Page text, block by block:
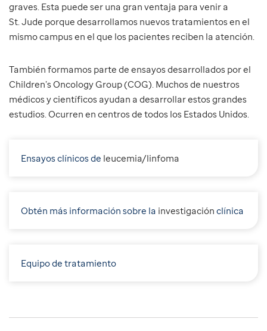
graves. Esta puede ser una gran ventaja para venir a
St. Jude porque desarrollamos nuevos tratamientos en el
mismo campus en el que los pacientes reciben la atención.
También formamos parte de ensayos desarrollados por el
Children’s Oncology Group (COG). Muchos de nuestros
médicos y científicos ayudan a desarrollar estos grandes
estudios. Ocurren en centros de todos los Estados Unidos.
Ensayos clínicos de leucemia/linfoma
Obtén más información sobre la investigación clínica
Equipo de tratamiento